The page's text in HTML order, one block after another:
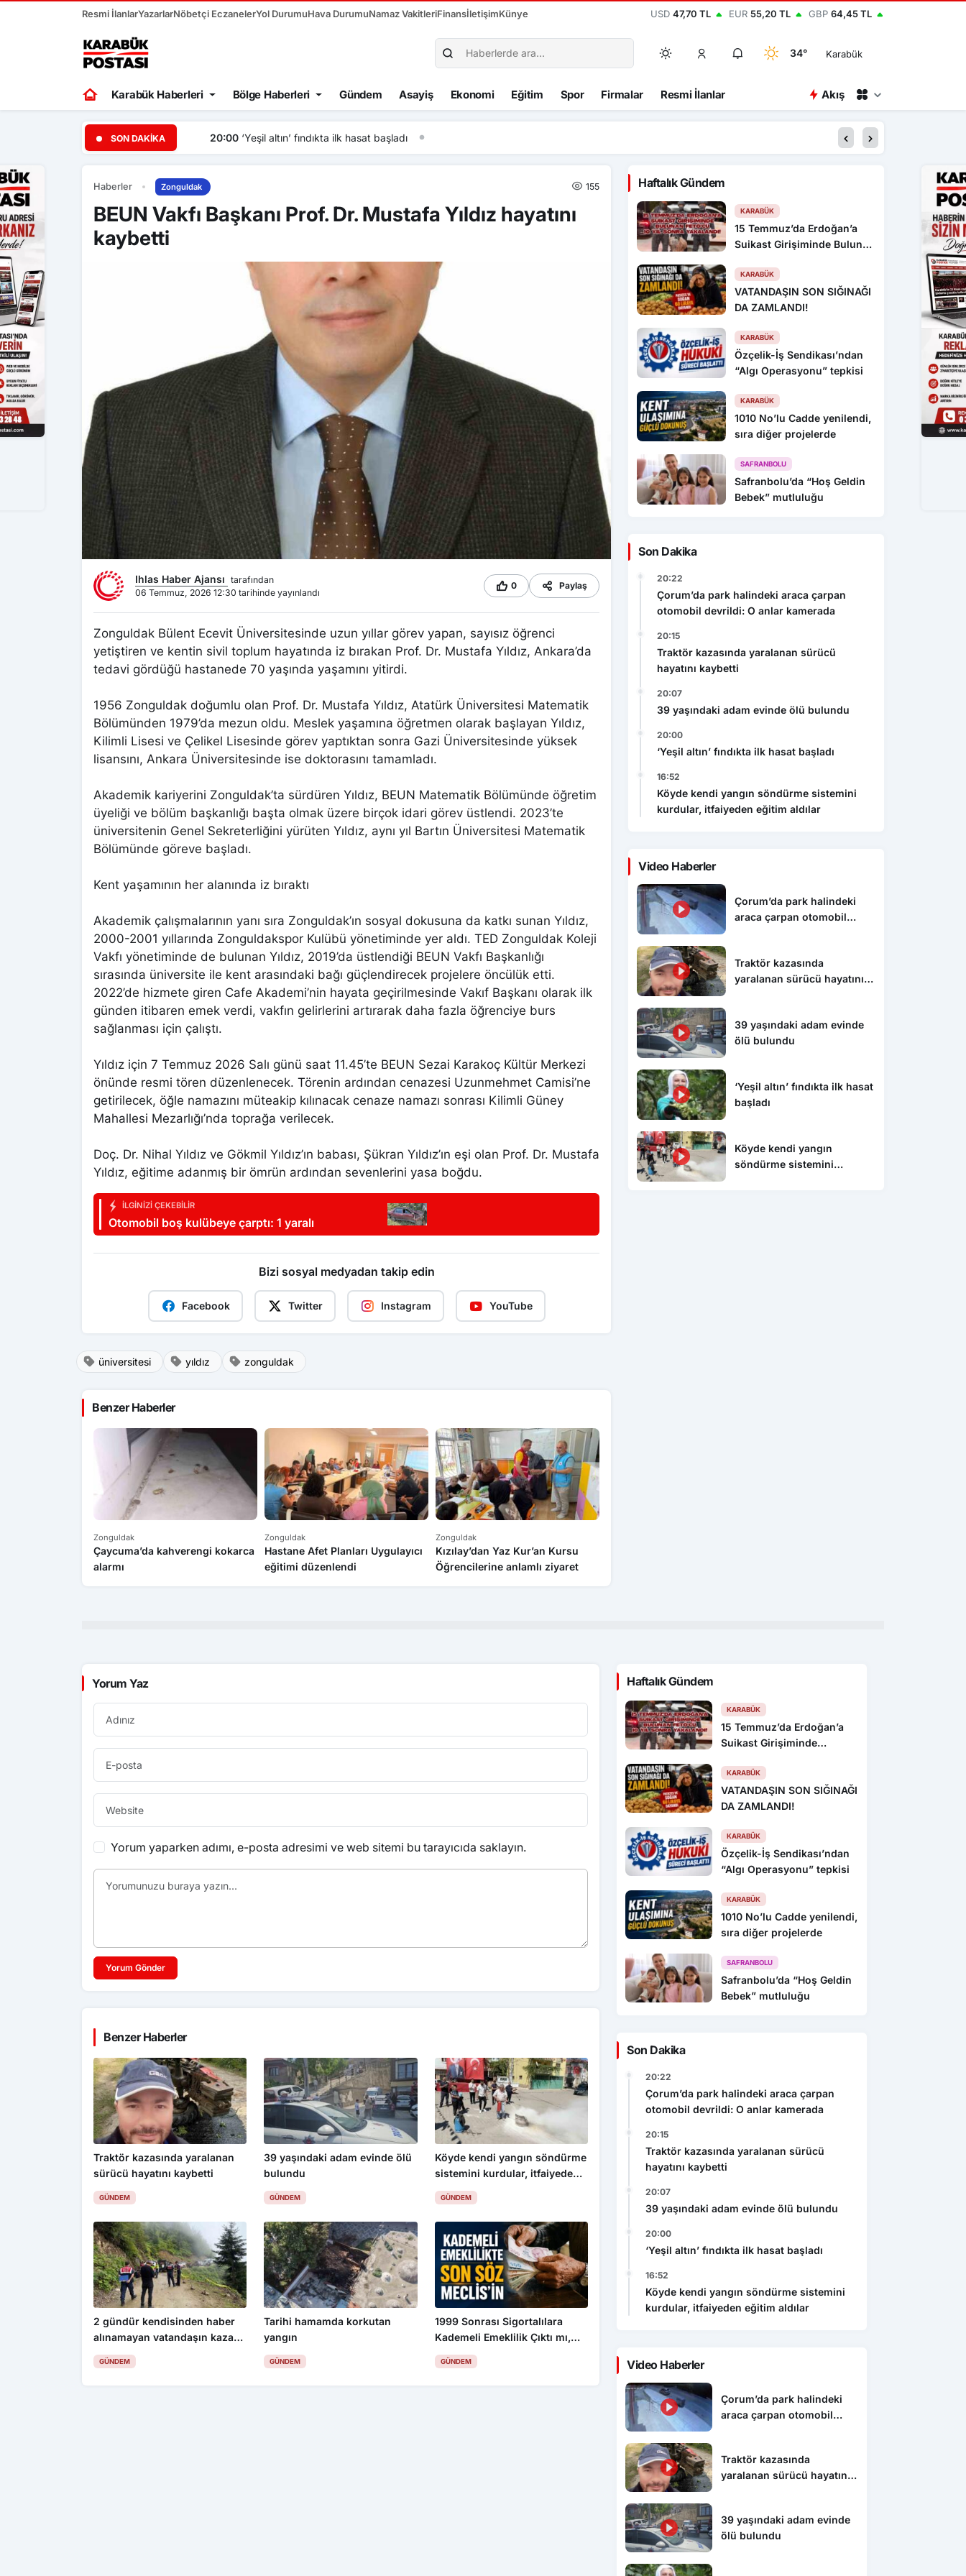
Resmi İlanlarYazarlarNöbetçi EczanelerYol DurumuHava DurumuNamaz VakitleriFinansİletişimKünye USD 47,70 TL EUR 55,20 TL GBP 64,45 TL
34° Karabük
Karabük Haberleri Bölge Haberleri Gündem Asayiş Ekonomi Eğitim Spor Firmalar Resmi İlanlar Akış
SON DAKIKA 20:00 ‘Yeşil altın’ fındıkta ilk hasat başladı 16:52 Köyde kendi yangın
Haberler Zonguldak 155
BEUN Vakfı Başkanı Prof. Dr. Mustafa Yıldız hayatını
kaybetti
Ihlas Haber Ajansı tarafından
06 Temmuz, 2026 12:30 tarihinde yayınlandı
0 Paylaş
Zonguldak Bülent Ecevit Üniversitesinde uzun yıllar görev yapan, sayısız öğrenci
yetiştiren ve kentin sivil toplum hayatında iz bırakan Prof. Dr. Mustafa Yıldız, Ankara’da
tedavi gördüğü hastanede 70 yaşında yaşamını yitirdi.
1956 Zonguldak doğumlu olan Prof. Dr. Mustafa Yıldız, Atatürk Üniversitesi Matematik
Bölümünden 1979’da mezun oldu. Meslek yaşamına öğretmen olarak başlayan Yıldız,
Kilimli Lisesi ve Çelikel Lisesinde görev yaptıktan sonra Gazi Üniversitesinde yüksek
lisansını, Ankara Üniversitesinde ise doktorasını tamamladı.
Akademik kariyerini Zonguldak’ta sürdüren Yıldız, BEUN Matematik Bölümünde öğretim
üyeliği ve bölüm başkanlığı başta olmak üzere birçok idari görev üstlendi. 2023’te
üniversitenin Genel Sekreterliğini yürüten Yıldız, aynı yıl Bartın Üniversitesi Matematik
Bölümünde göreve başladı.
Kent yaşamının her alanında iz bıraktı
Akademik çalışmalarının yanı sıra Zonguldak’ın sosyal dokusuna da katkı sunan Yıldız,
2000-2001 yıllarında Zonguldakspor Kulübü yönetiminde yer aldı. TED Zonguldak Koleji
Vakfı yönetiminde de bulunan Yıldız, 2019’da üstlendiği BEUN Vakfı Başkanlığı
sırasında üniversite ile kent arasındaki bağı güçlendirecek projelere öncülük etti.
2022’de hizmete giren Cafe Akademi’nin hayata geçirilmesinde Vakıf Başkanı olarak ilk
günden itibaren emek verdi, vakfın gelirlerini artırarak daha fazla öğrenciye burs
sağlanması için çalıştı.
Yıldız için 7 Temmuz 2026 Salı günü saat 11.45’te BEUN Sezai Karakoç Kültür Merkezi
önünde resmi tören düzenlenecek. Törenin ardından cenazesi Uzunmehmet Camisi’ne
getirilecek, öğle namazını müteakip kılınacak cenaze namazı sonrası Kilimli Güney
Mahallesi Mezarlığı’nda toprağa verilecek.
Doç. Dr. Nihal Yıldız ve Gökmil Yıldız’ın babası, Şükran Yıldız’ın eşi olan Prof. Dr. Mustafa
Yıldız, eğitime adanmış bir ömrün ardından sevenlerini yasa boğdu.
İLGINIZI ÇEKEBILIR
Otomobil boş kulübeye çarptı: 1 yaralı
Bizi sosyal medyadan takip edin
Facebook Twitter Instagram YouTube
üniversitesi yıldız zonguldak
Benzer Haberler
Zonguldak
Çaycuma’da kahverengi kokarca
alarmı
Zonguldak
Hastane Afet Planları Uygulayıcı
eğitimi düzenlendi
Zonguldak
Kızılay’dan Yaz Kur’an Kursu
Öğrencilerine anlamlı ziyaret
Haftalık Gündem
KARABÜK
15 Temmuz’da Erdoğan’a
Suikast Girişiminde Bulunan
Yakalandı!
KARABÜK
VATANDAŞIN SON SIĞINAĞI
DA ZAMLANDI!
KARABÜK
Özçelik-İş Sendikası’ndan
“Algı Operasyonu” tepkisi
KARABÜK
1010 No’lu Cadde yenilendi,
sıra diğer projelerde
SAFRANBOLU
Safranbolu’da “Hoş Geldin
Bebek” mutluluğu
Son Dakika
20:22
Çorum’da park halindeki araca çarpan
otomobil devrildi: O anlar kamerada
20:15
Traktör kazasında yaralanan sürücü
hayatını kaybetti
20:07
39 yaşındaki adam evinde ölü bulundu
20:00
‘Yeşil altın’ fındıkta ilk hasat başladı
16:52
Köyde kendi yangın söndürme sistemini
kurdular, itfaiyeden eğitim aldılar
Video Haberler
Çorum’da park halindeki
araca çarpan otomobil
Traktör kazasında
yaralanan sürücü hayatını
39 yaşındaki adam evinde
ölü bulundu
‘Yeşil altın’ fındıkta ilk hasat
başladı
Köyde kendi yangın
söndürme sistemini
Yorum Yaz
Yorum yaparken adımı, e-posta adresimi ve web sitemi bu tarayıcıda saklayın.
Yorum Gönder
Benzer Haberler
Traktör kazasında yaralanan
sürücü hayatını kaybetti
GÜNDEM
39 yaşındaki adam evinde ölü
bulundu
GÜNDEM
Köyde kendi yangın söndürme
sistemini kurdular, itfaiyeden
eğitim aldılar
GÜNDEM
2 gündür kendisinden haber
alınamayan vatandaşın kazada
hayatını kaybettiği ortaya çıktı
GÜNDEM
Tarihi hamamda korkutan
yangın
GÜNDEM
1999 Sonrası Sigortalılara
Kademeli Emeklilik Çıktı mı,
Kim Kaç Yaşında Emekli
Olacak?
GÜNDEM
Haftalık Gündem
KARABÜK
15 Temmuz’da Erdoğan’a
Suikast Girişiminde
Sonra Yakalandı!
KARABÜK
VATANDAŞIN SON SIĞINAĞI
DA ZAMLANDI!
KARABÜK
Özçelik-İş Sendikası’ndan
“Algı Operasyonu” tepkisi
KARABÜK
1010 No’lu Cadde yenilendi,
sıra diğer projelerde
SAFRANBOLU
Safranbolu’da “Hoş Geldin
Bebek” mutluluğu
Son Dakika
20:22
Çorum’da park halindeki araca çarpan
otomobil devrildi: O anlar kamerada
20:15
Traktör kazasında yaralanan sürücü
hayatını kaybetti
20:07
39 yaşındaki adam evinde ölü bulundu
20:00
‘Yeşil altın’ fındıkta ilk hasat başladı
16:52
Köyde kendi yangın söndürme sistemini
kurdular, itfaiyeden eğitim aldılar
Video Haberler
Çorum’da park halindeki
araca çarpan otomobil
Traktör kazasında
yaralanan sürücü hayatını
39 yaşındaki adam evinde
ölü bulundu